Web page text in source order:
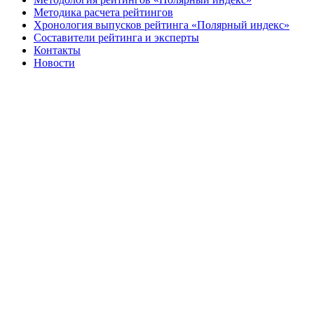
Методика расчета рейтингов
Хронология выпусков рейтинга «Полярный индекс»
Составители рейтинга и эксперты
Контакты
Новости